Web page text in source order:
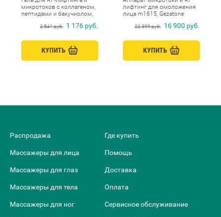
микротоков с коллагеном,
пептидами и бакучиолом,
2 541 руб. 1 176 руб.
КУПИТЬ
лифтинг для омоложения
лица m1615, Gezatone
22 399 руб. 16 900 руб.
КУПИТЬ
Распродажа
Массажеры для лица
Массажеры для глаз
Массажеры для тела
Массажеры для ног
Где купить
Помощь
Доставка
Оплата
Сервисное обслуживание